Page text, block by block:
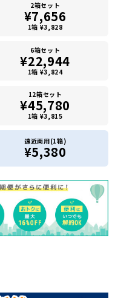
2箱セット
¥7,656
1箱 ¥3,828
6箱セット
¥22,944
1箱 ¥3,824
12箱セット
¥45,780
1箱 ¥3,815
遠近両用(1箱)
¥5,380